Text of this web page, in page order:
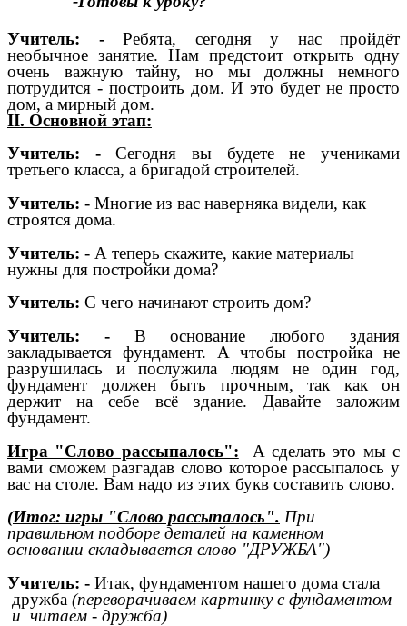
Учитель: -Ребята, сегодня у нас пройдёт
необычное занятие. Нам предстоит открыть одну
очень важную тайну, но мы должны немного
потрудится - построить дом. И это будет не просто
дом, а мирный дом.
II. Основной этап:
Учитель: -Сегодня вы будете не учениками
третьего класса, а бригадой строителей.
Учитель: - Многие из вас наверняка видели, как
строятся дома.
Учитель: - А теперь скажите, какие материалы
нужны для постройки дома?
Учитель: С чего начинают строить дом?
Учитель: - В основание любого здания
закладывается фундамент. А чтобы постройка не
разрушилась и послужила людям не один год,
фундамент должен быть прочным, так как он
держит на себе всё здание. Давайте заложим
фундамент.
Игра "Слово рассыпалось": А сделать это мы с
вами сможем разгадав слово которое рассыпалось у
вас на столе. Вам надо из этих букв составить слово.
(Итог: игры "Слово рассыпалось". При
правильном подборе деталей на каменном
основании складывается слово "ДРУЖБА")
Учитель: - Итак, фундаментом нашего дома стала
дружба (переворачиваем картинку с фундаментом
и читаем - дружба)